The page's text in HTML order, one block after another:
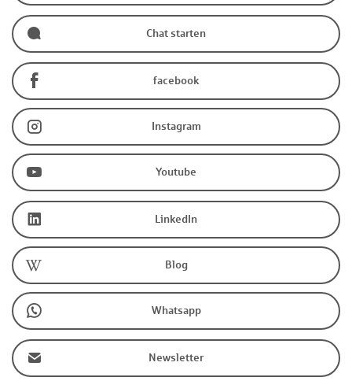
Chat starten
facebook
Instagram
Youtube
LinkedIn
Blog
Whatsapp
Newsletter